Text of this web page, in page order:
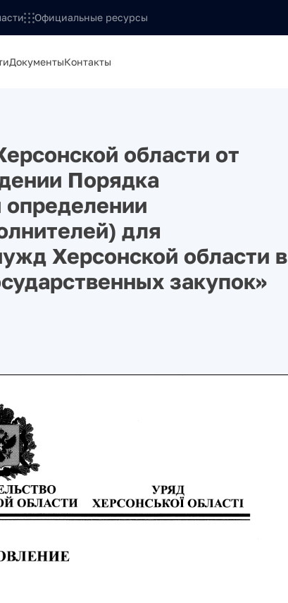
Официальные ресурсы
ДокументыКонтакты
области от
Порядка
определении
для
Херсонской области в
закупок»